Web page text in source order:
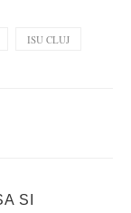
ISU CLUJ
SI